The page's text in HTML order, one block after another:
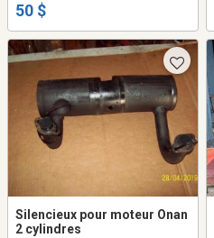
50 $
Silencieux pour moteur Onan
2 cylindres